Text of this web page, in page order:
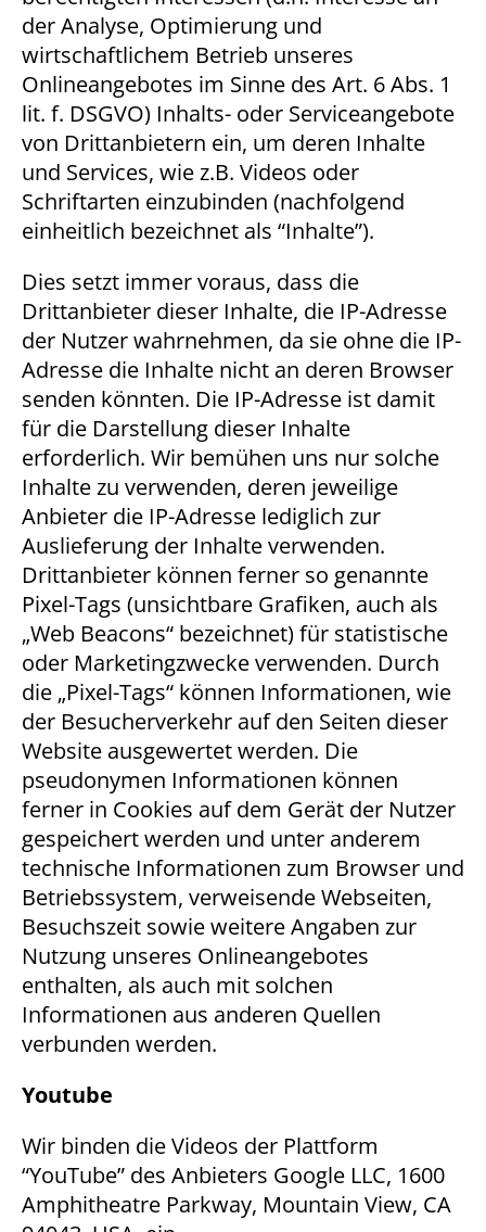
der Analyse, Optimierung und
wirtschaftlichem Betrieb unseres
Onlineangebotes im Sinne des Art. 6 Abs. 1
lit. f. DSGVO) Inhalts- oder Serviceangebote
von Drittanbietern ein, um deren Inhalte
und Services, wie z.B. Videos oder
Schriftarten einzubinden (nachfolgend
einheitlich bezeichnet als “Inhalte”).
Dies setzt immer voraus, dass die
Drittanbieter dieser Inhalte, die IP-Adresse
der Nutzer wahrnehmen, da sie ohne die IP-
Adresse die Inhalte nicht an deren Browser
senden könnten. Die IP-Adresse ist damit
für die Darstellung dieser Inhalte
erforderlich. Wir bemühen uns nur solche
Inhalte zu verwenden, deren jeweilige
Anbieter die IP-Adresse lediglich zur
Auslieferung der Inhalte verwenden.
Drittanbieter können ferner so genannte
Pixel-Tags (unsichtbare Grafiken, auch als
„Web Beacons“ bezeichnet) für statistische
oder Marketingzwecke verwenden. Durch
die „Pixel-Tags“ können Informationen, wie
der Besucherverkehr auf den Seiten dieser
Website ausgewertet werden. Die
pseudonymen Informationen können
ferner in Cookies auf dem Gerät der Nutzer
gespeichert werden und unter anderem
technische Informationen zum Browser und
Betriebssystem, verweisende Webseiten,
Besuchszeit sowie weitere Angaben zur
Nutzung unseres Onlineangebotes
enthalten, als auch mit solchen
Informationen aus anderen Quellen
verbunden werden.
Youtube
Wir binden die Videos der Plattform
“YouTube” des Anbieters Google LLC, 1600
Amphitheatre Parkway, Mountain View, CA